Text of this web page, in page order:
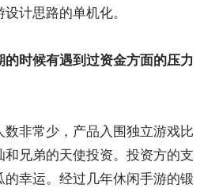
计思路的单机化。
时候有遇到过资金方面的压力
数非常少，产品入围独立游戏比
兄弟的天使投资。投资方的支
幸运。经过几年休闲手游的锻